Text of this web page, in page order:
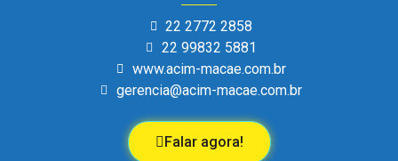
22 2772 2858
22 99832 5881
www.acim-macae.com.br
gerencia@acim-macae.com.br
Falar agora!